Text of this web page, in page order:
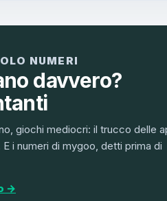
NUMERI
davvero?
giochi mediocri: il trucco delle
i numeri di mygoo, detti prima di
→